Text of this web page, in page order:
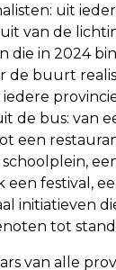
uit
van de
die in 2024
de buurt
de bus: van
een
een festival,
initiatieven
tot
van alle